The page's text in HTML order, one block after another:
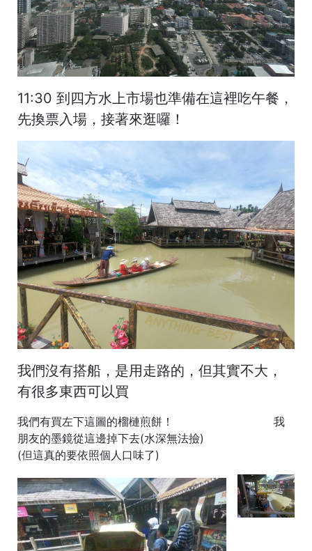
11:30 到四方水上市場也準備在這裡吃午餐，
先換票入場，接著來逛囉！
我們沒有搭船，是用走路的，但其實不大，
有很多東西可以買
我們有買左下這圖的榴槤煎餅！ 我
朋友的墨鏡從這邊掉下去(水深無法撿)
(但這真的要依照個人口味了)